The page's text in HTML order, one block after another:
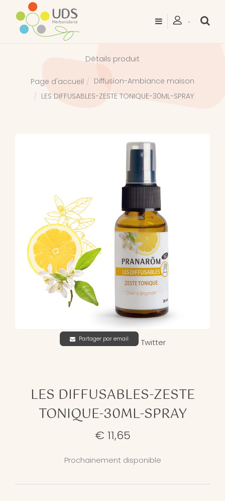
Détails produit
Page d'accueil
Diffusion-Ambiance maison
LES DIFFUSABLES-ZESTE TONIQUE-30ML-SPRAY
Partager par email Twitter
LES DIFFUSABLES-ZESTE
TONIQUE-30ML-SPRAY
€ 11,65
Prochainement disponible